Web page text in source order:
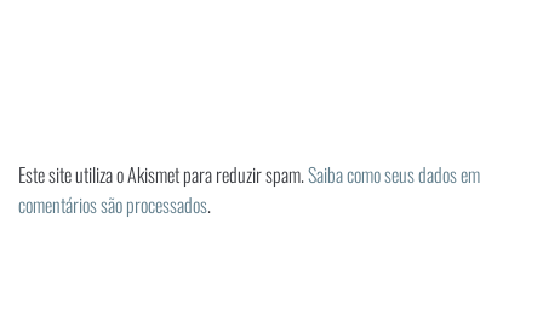
Este site utiliza o Akismet para reduzir spam.Saiba como seus dados em
comentários são processados.